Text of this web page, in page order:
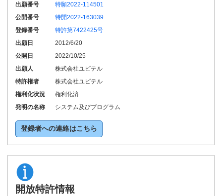
出願番号
特願2022-114501
公開番号
特開2022-163039
登録番号
特許第7422425号
出願日
2012/6/20
公開日
2022/10/25
出願人
株式会社ユピテル
特許権者
株式会社ユピテル
権利化状況
権利化済
発明の名称
システム及びプログラム
登録者への連絡はこちら
開放特許情報